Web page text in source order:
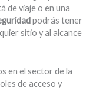
de viaje o en una
podrás tener
sitio y al alcance
en el sector de la
de acceso y